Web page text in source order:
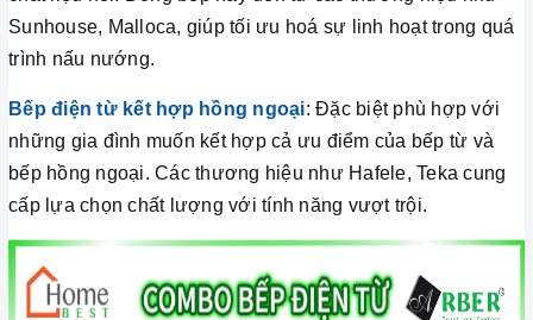
Sunhouse, Malloca, giúp tối ưu hoá sự linh hoạt trong quá
trình nấu nướng.
Bếp điện từ kết hợp hồng ngoại: Đặc biệt phù hợp với
những gia đình muốn kết hợp cả ưu điểm của bếp từ và
bếp hồng ngoại. Các thương hiệu như Hafele, Teka cung
cấp lựa chọn chất lượng với tính năng vượt trội.